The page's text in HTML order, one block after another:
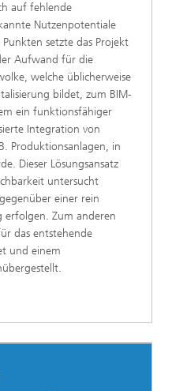
auf fehlende
Nutzenpotentiale
setzte das Projekt
Aufwand für die
welche üblicherweise
bildet, zum BIM-
ein funktionsfähiger
Integration von
Produktionsanlagen, in
Dieser Lösungsansatz
untersucht
einer rein
erfolgen. Zum anderen
das entstehende
und einem